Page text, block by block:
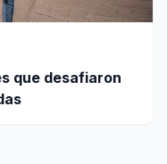
que desafiaron